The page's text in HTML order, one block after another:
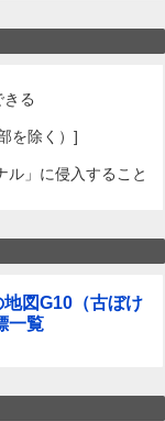
る
を除く）]
ル」に侵入すること
地図G10（古ぼけ
一覧